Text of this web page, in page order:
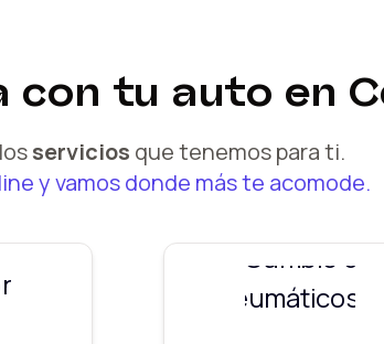
con tu auto en
servicios que tenemos para ti.
y vamos donde más te acomode.